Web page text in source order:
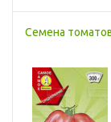
Семена